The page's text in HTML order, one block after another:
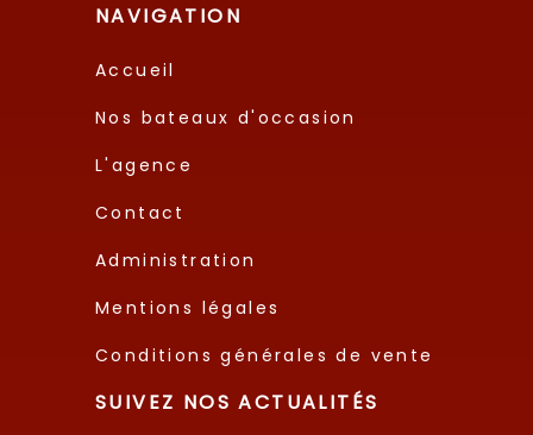
NAVIGATION
Accueil
Nos bateaux d'occasion
L'agence
Contact
Administration
Mentions légales
Conditions générales de vente
SUIVEZ NOS ACTUALITÉS